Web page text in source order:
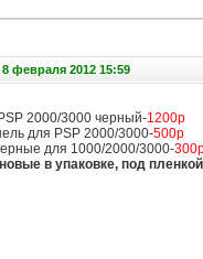
февраля 2012 15:59
2000/3000 черный-1200р
для PSP 2000/3000-500р
для 1000/2000/3000-
в упаковке, под